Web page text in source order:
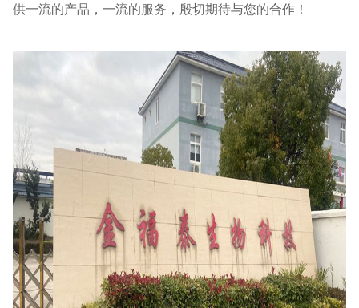
供一流的产品，一流的服务，殷切期待与您的合作！